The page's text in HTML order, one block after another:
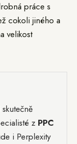
práce s
cokoli jiného a
velikost
z PPC
i Perplexity